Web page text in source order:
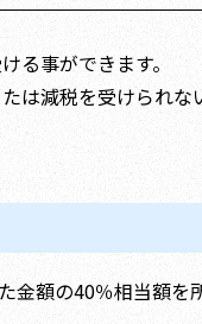
る事ができます。
は減税を受けられ
額の40％相当額を